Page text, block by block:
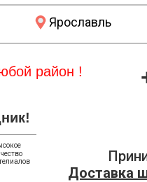
Ярославль
Доставка
район !